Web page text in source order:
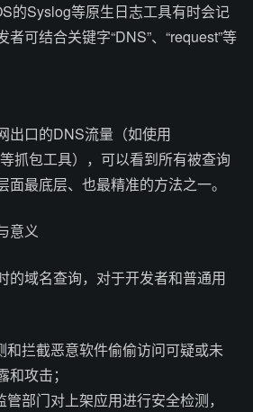
的Syslog等原生日志工具有时会记
可结合关键字“DNS”、“request”等
出口的DNS流量（如使用
抓包工具），可以看到所有被查询
面最底层、也最精准的方法之一。
意义
的域名查询，对于开发者和普通用
和拦截恶意软件偷偷访问可疑或未
攻击；
部门对上架应用进行安全检测，